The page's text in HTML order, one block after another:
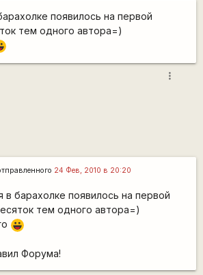
появилось на первой
тем одного автора=)
more_vert
24 Фев, 2010 в 20:20
в барахолке появилось на первой
тем одного автора=)
|-))
Форума!